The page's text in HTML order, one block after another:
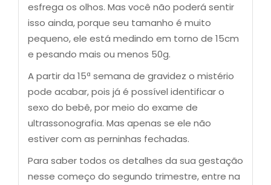
esfrega os olhos. Mas você não poderá sentir
isso ainda, porque seu tamanho é muito
pequeno, ele está medindo em torno de 15cm
e pesando mais ou menos 50g.
A partir da 15ª semana de gravidez o mistério
pode acabar, pois já é possível identificar o
sexo do bebê, por meio do exame de
ultrassonografia. Mas apenas se ele não
estiver com as perninhas fechadas.
Para saber todos os detalhes da sua gestação
nesse começo do segundo trimestre, entre na